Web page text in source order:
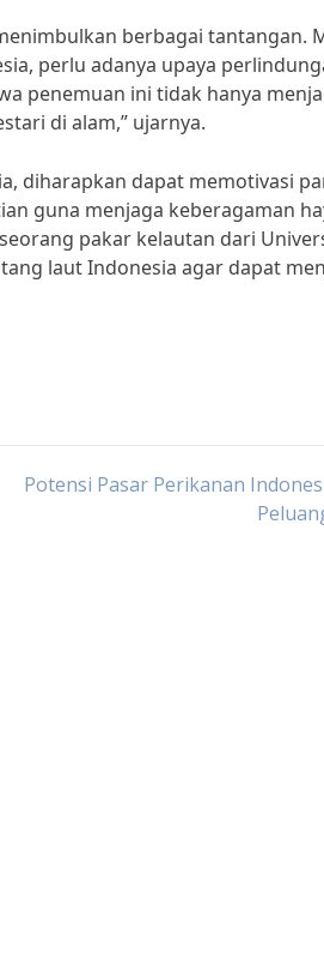
berbagai tantangan.
perlu adanya upaya
penemuan ini tidak hanya
di alam,” ujarnya.
diharapkan dapat memotivasi
guna menjaga keberagaman
pakar kelautan dari
laut Indonesia agar dapat
Potensi Pasar Perikanan